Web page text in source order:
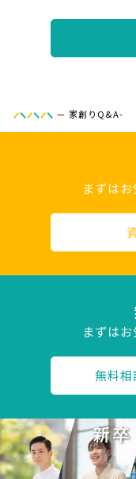
— 家創りQ&A-
まずは
まずは
無料相